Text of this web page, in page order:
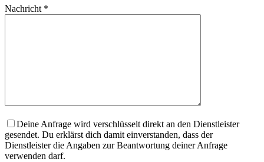
Nachricht *
Deine Anfrage wird verschlüsselt direkt an den Dienstleister
gesendet. Du erklärst dich damit einverstanden, dass der
Dienstleister die Angaben zur Beantwortung deiner Anfrage
verwenden darf.